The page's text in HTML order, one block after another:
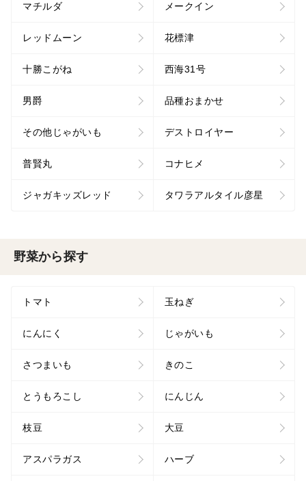
マチルダ メークイン
レッドムーン 花標津
十勝こがね 西海31号
男爵 品種おまかせ
その他じゃがいも デストロイヤー
普賢丸 コナヒメ
ジャガキッズレッド タワラアルタイル彦星
野菜から探す
トマト 玉ねぎ
にんにく じゃがいも
さつまいも きのこ
とうもろこし にんじん
枝豆 大豆
アスパラガス ハーブ